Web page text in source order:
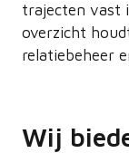
trajecten vast
overzicht
relatiebeheer
Wij